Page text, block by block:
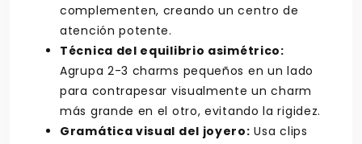
complementen, creando un centro de
atención potente.
Técnica del equilibrio asimétrico:
Agrupa 2-3 charms pequeños en un lado
para contrapesar visualmente un charm
más grande en el otro, evitando la rigidez.
Gramática visual del joyero: Usa clips